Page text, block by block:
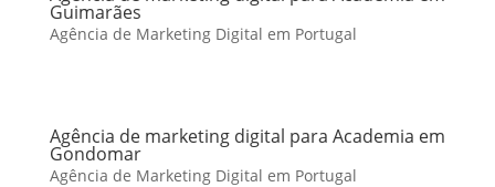
Guimarães
Agência de Marketing Digital em Portugal
Agência de marketing digital para Academia em
Gondomar
Agência de Marketing Digital em Portugal